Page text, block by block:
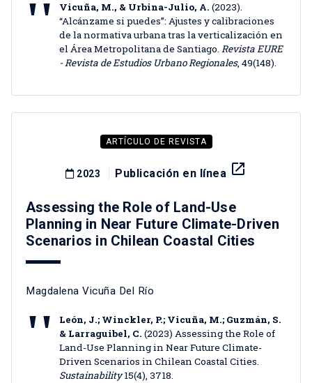
Vicuña, M., & Urbina-Julio, A. (2023).
“Alcánzame si puedes”: Ajustes y calibraciones
de la normativa urbana tras la verticalización en
el Área Metropolitana de Santiago. Revista EURE
- Revista de Estudios Urbano Regionales, 49(148).
ARTÍCULO DE REVISTA
2023 Publicación en línea launch
Assessing the Role of Land-Use
Planning in Near Future Climate-Driven
Scenarios in Chilean Coastal Cities
Magdalena Vicuña Del Río
León, J.; Winckler, P.; Vicuña, M.; Guzmán, S.
& Larraguibel, C. (2023) Assessing the Role of
Land-Use Planning in Near Future Climate-
Driven Scenarios in Chilean Coastal Cities.
Sustainability15(4), 3718.